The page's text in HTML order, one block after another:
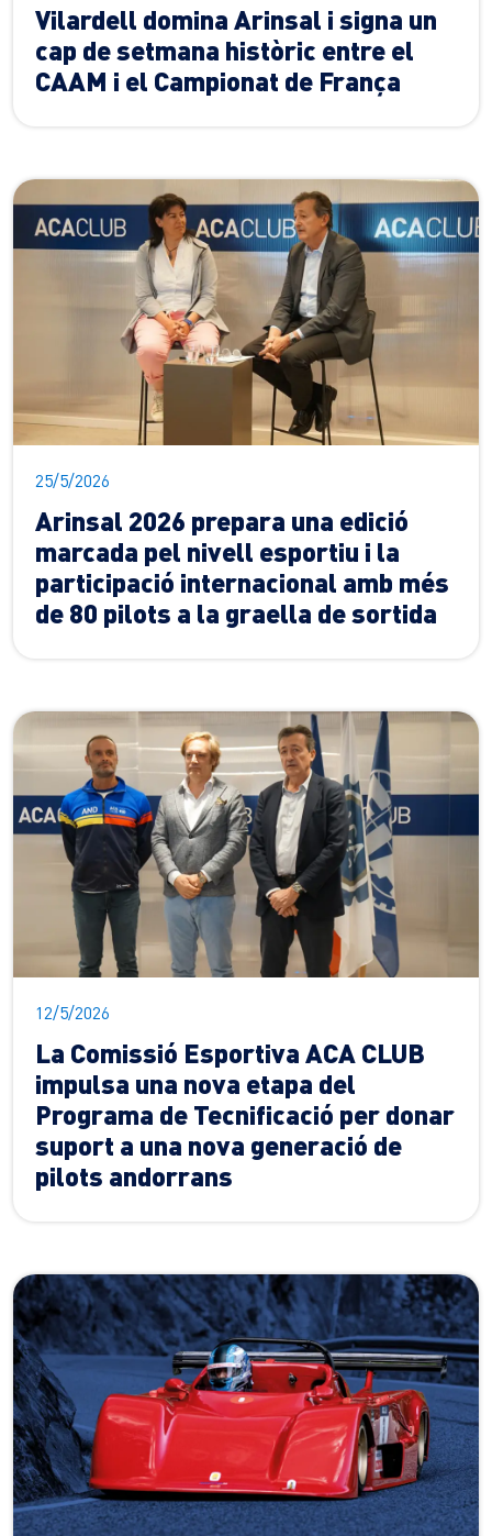
Vilardell domina Arinsal i signa un
cap de setmana històric entre el
CAAM i el Campionat de França
25/5/2026
Arinsal 2026 prepara una edició
marcada pel nivell esportiu i la
participació internacional amb més
de 80 pilots a la graella de sortida
12/5/2026
La Comissió Esportiva ACA CLUB
impulsa una nova etapa del
Programa de Tecnificació per donar
suport a una nova generació de
pilots andorrans